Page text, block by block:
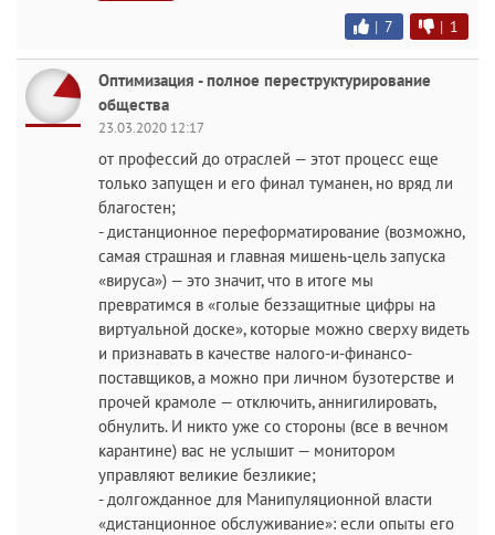
| 7 | 1
Оптимизация - полное переструктурирование
общества
23.03.2020 12:17
от профессий до отраслей — этот процесс еще
только запущен и его финал туманен, но вряд ли
благостен;
- дистанционное переформатирование (возможно,
самая страшная и главная мишень-цель запуска
«вируса») — это значит, что в итоге мы
превратимся в «голые беззащитные цифры на
виртуальной доске», которые можно сверху видеть
и признавать в качестве налого-и-финансо-
поставщиков, а можно при личном бузотерстве и
прочей крамоле — отключить, аннигилировать,
обнулить. И никто уже со стороны (все в вечном
карантине) вас не услышит — монитором
управляют великие безликие;
- долгожданное для Манипуляционной власти
«дистанционное обслуживание»: если опыты его